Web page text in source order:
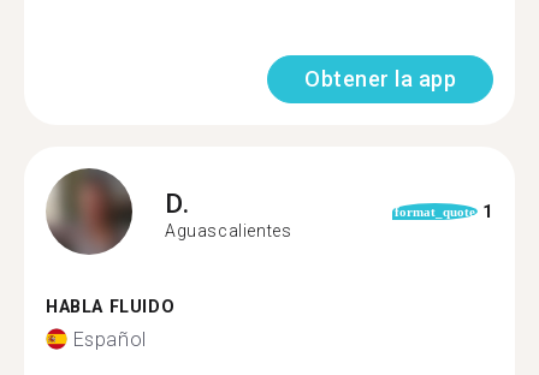
Obtener la app
D.
Aguascalientes
format_quote 1
HABLA FLUIDO
Español